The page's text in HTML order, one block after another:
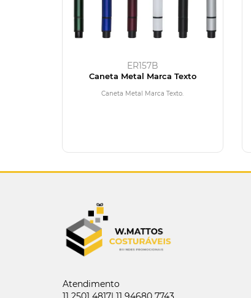
ER157B
Caneta Metal Marca Texto
Caneta Metal Marca Texto.
Atendimento